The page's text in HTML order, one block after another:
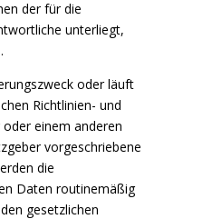
der für die
unterliegt,
oder läuft
Richtlinien- und
einem anderen
vorgeschriebene
die
Daten routinemäßig
gesetzlichen